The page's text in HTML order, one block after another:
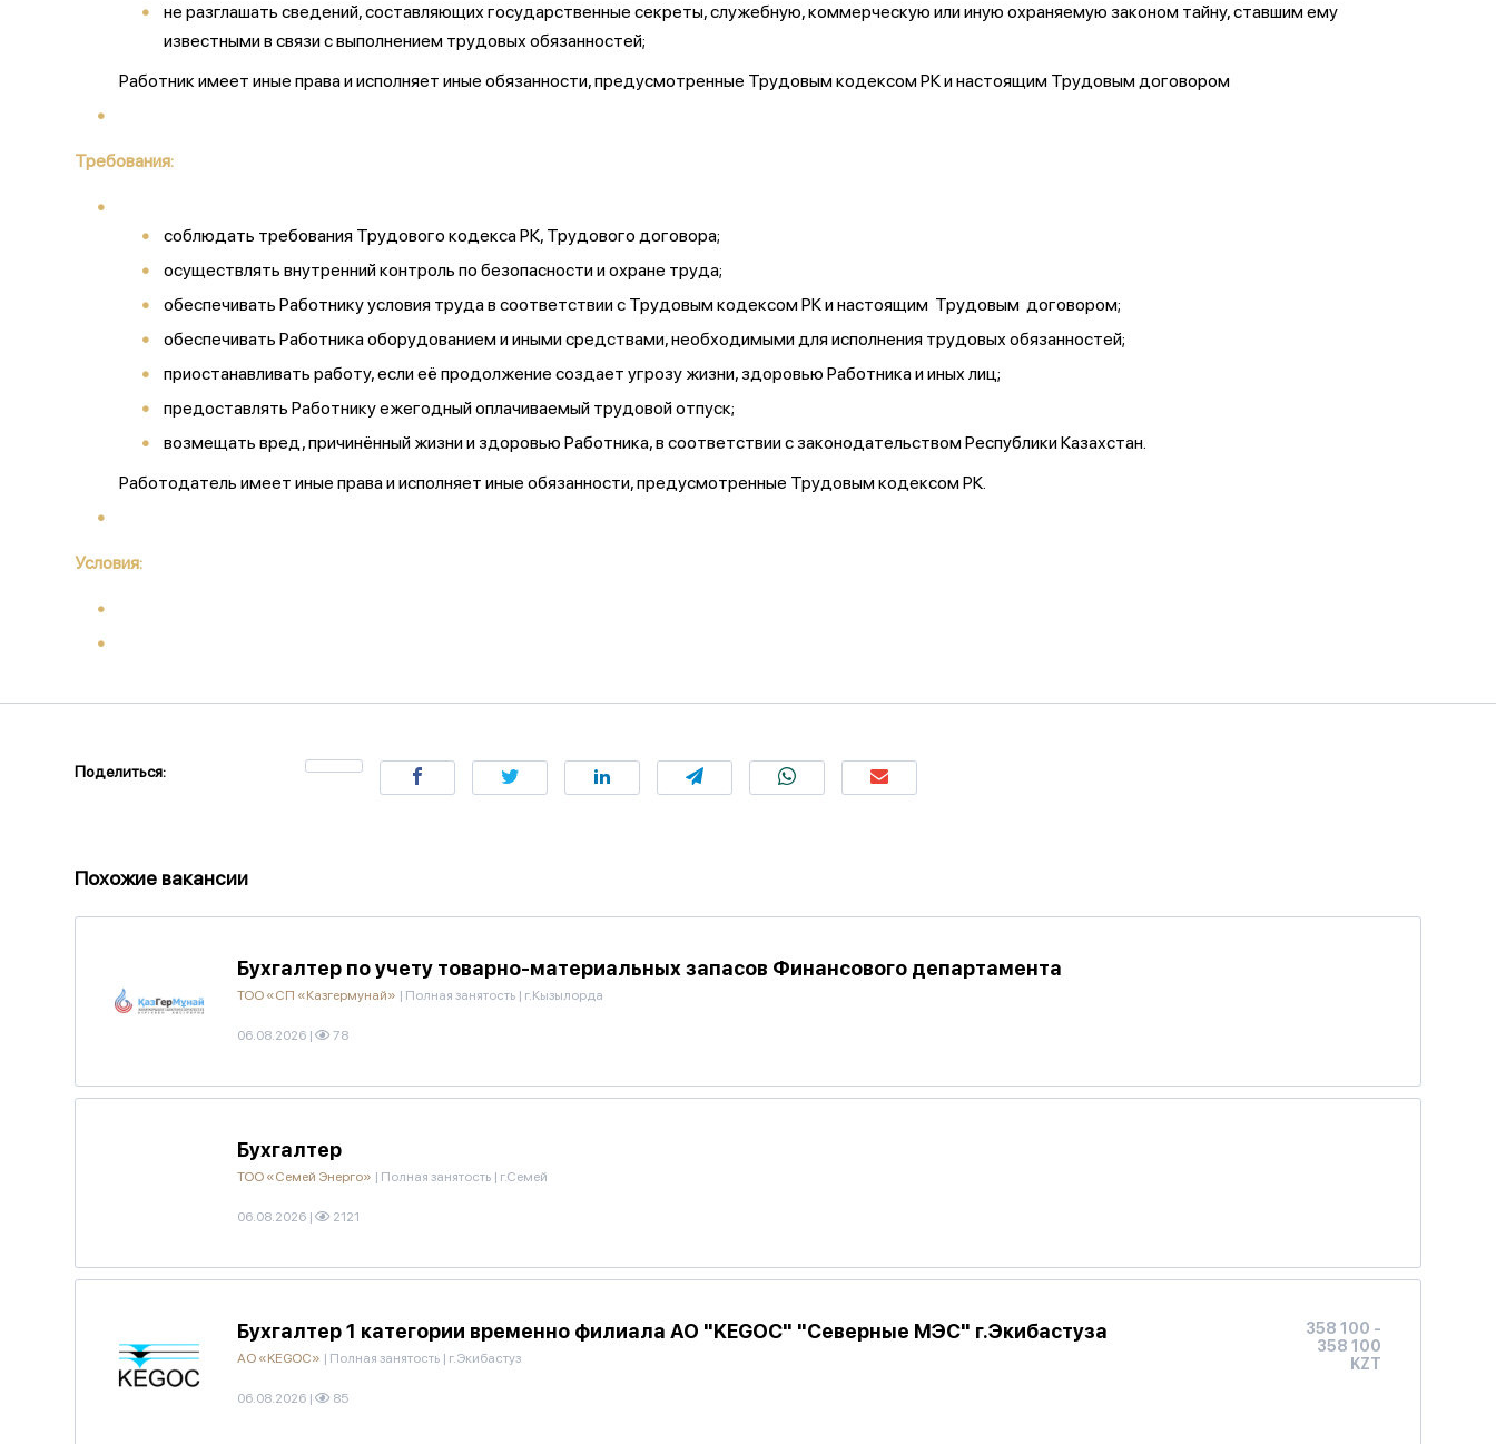
не разглашать сведений, составляющих государственные секреты, служебную, коммерческую или иную охраняемую законом тайну, ставшим ему
известными в связи с выполнением трудовых обязанностей;
Работник имеет иные права и исполняет иные обязанности, предусмотренные Трудовым кодексом РК и настоящим Трудовым договором
Требования:
соблюдать требования Трудового кодекса РК, Трудового договора;
осуществлять внутренний контроль по безопасности и охране труда;
обеспечивать Работнику условия труда в соответствии с Трудовым кодексом РК и настоящим Трудовым договором;
обеспечивать Работника оборудованием и иными средствами, необходимыми для исполнения трудовых обязанностей;
приостанавливать работу, если её продолжение создает угрозу жизни, здоровью Работника и иных лиц;
предоставлять Работнику ежегодный оплачиваемый трудовой отпуск;
возмещать вред, причинённый жизни и здоровью Работника, в соответствии с законодательством Республики Казахстан.
Работодатель имеет иные права и исполняет иные обязанности, предусмотренные Трудовым кодексом РК.
Условия:
Поделиться:
Похожие вакансии
Бухгалтер по учету товарно-материальных запасов Финансового департамента
ТОО «СП «Казгермунай» | Полная занятость | г.Кызылорда
06.08.2026 | 78
Бухгалтер
ТОО «Семей Энерго» | Полная занятость | г.Семей
06.08.2026 | 2121
Бухгалтер 1 категории временно филиала АО "KEGOC" "Северные МЭС" г.Экибастуза
АО «KEGOC» | Полная занятость | г.Экибастуз
06.08.2026 | 85
358 100 -
358 100
KZT